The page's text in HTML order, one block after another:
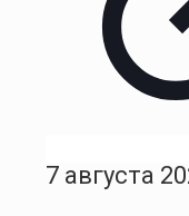
7 августа